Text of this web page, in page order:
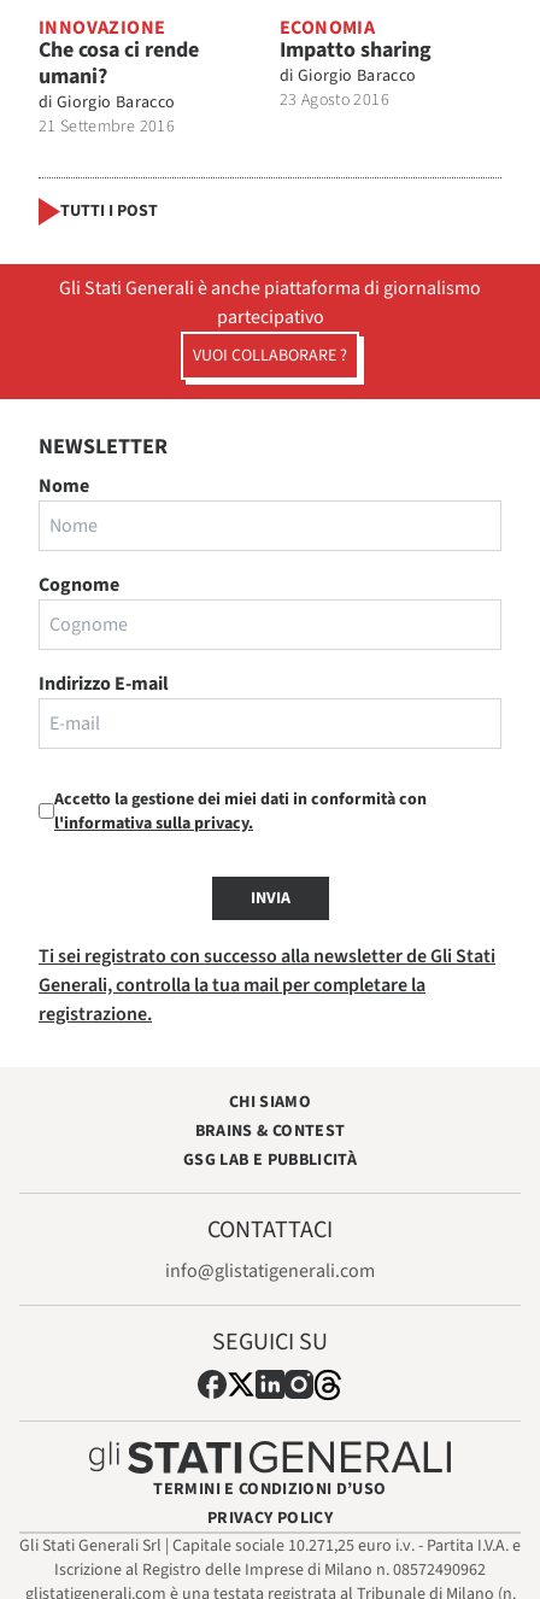
INNOVAZIONE
Che cosa ci rende
umani?
di Giorgio Baracco
21 Settembre 2016
ECONOMIA
Impatto sharing
di Giorgio Baracco
23 Agosto 2016
TUTTI I POST
Gli Stati Generali è anche piattaforma di giornalismo
partecipativo
VUOI COLLABORARE ?
NEWSLETTER
Nome
Cognome
Indirizzo E-mail
Accetto la gestione dei miei dati in conformità con
l'informativa sulla privacy.
INVIA
Ti sei registrato con successo alla newsletter de Gli Stati
Generali, controlla la tua mail per completare la
registrazione.
CHI SIAMO
BRAINS & CONTEST
GSG LAB E PUBBLICITÀ
CONTATTACI
info@glistatigenerali.com
SEGUICI SU
TERMINI E CONDIZIONI D’USO
PRIVACY POLICY
Gli Stati Generali Srl | Capitale sociale 10.271,25 euro i.v. - Partita I.V.A. e
Iscrizione al Registro delle Imprese di Milano n. 08572490962
glistatigenerali.com è una testata registrata al Tribunale di Milano (n.